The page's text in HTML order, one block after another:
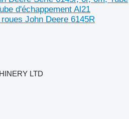
d'échappement Al21
John Deere 6145R
LTD